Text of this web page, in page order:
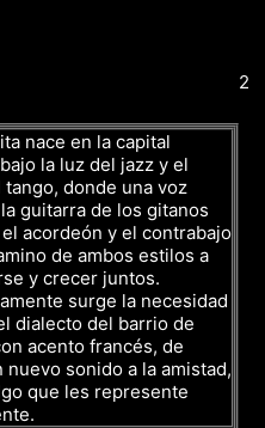
nace en la capital
la luz del jazz y el
tango, donde una voz
guitarra de los gitanos
acordeón y el contrabajo
de ambos estilos a
y crecer juntos.
surge la necesidad
dialecto del barrio de
acento francés, de
nuevo sonido a la amistad,
que les represente
2